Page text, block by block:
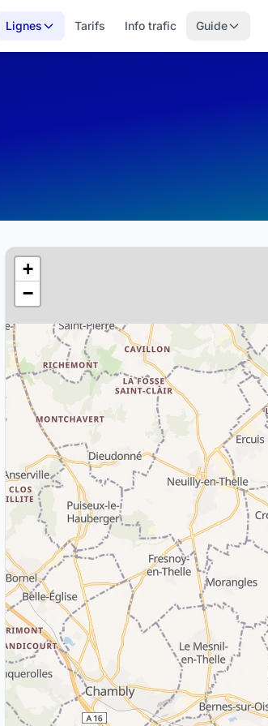
Lignes Tarifs Info trafic Guide
+
−